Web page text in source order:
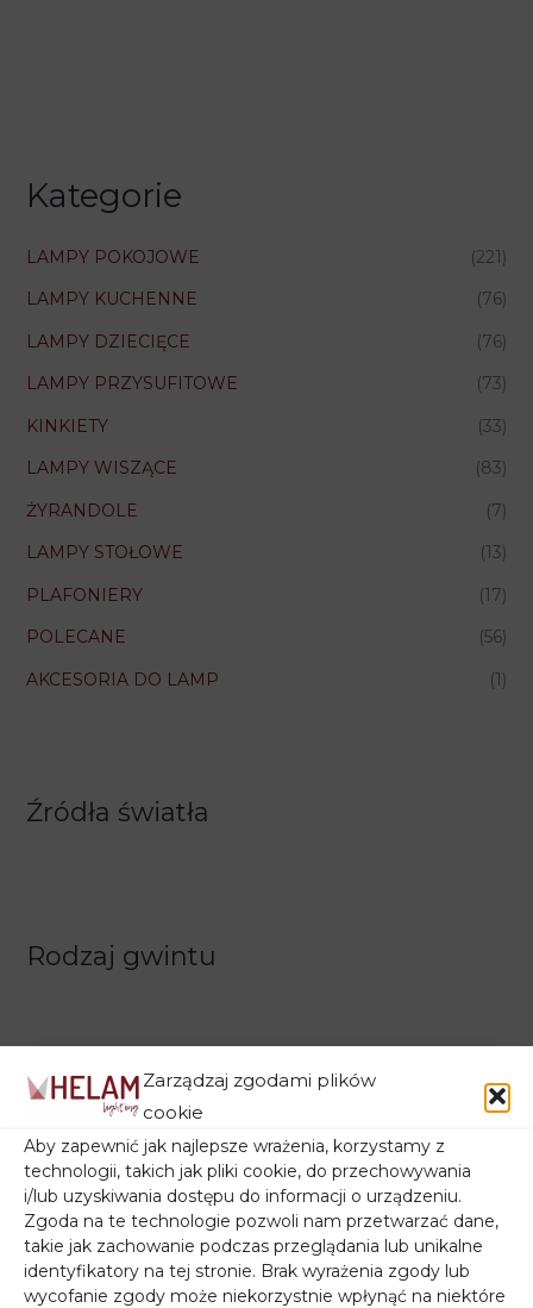
Zarządzaj zgodami plików
cookie
Aby zapewnić jak najlepsze wrażenia, korzystamy z
technologii, takich jak pliki cookie, do przechowywania
i/lub uzyskiwania dostępu do informacji o urządzeniu.
Zgoda na te technologie pozwoli nam przetwarzać dane,
takie jak zachowanie podczas przeglądania lub unikalne
identyfikatory na tej stronie. Brak wyrażenia zgody lub
wycofanie zgody może niekorzystnie wpłynąć na niektóre
Kategorie
LAMPY POKOJOWE
(221)
LAMPY KUCHENNE
(76)
LAMPY DZIECIĘCE
(76)
LAMPY PRZYSUFITOWE
(73)
KINKIETY
(33)
LAMPY WISZĄCE
(83)
ŻYRANDOLE
(7)
LAMPY STOŁOWE
(13)
PLAFONIERY
(17)
POLECANE
(56)
AKCESORIA DO LAMP
(1)
Źródła światła
Rodzaj gwintu
Filtruj wg ceny